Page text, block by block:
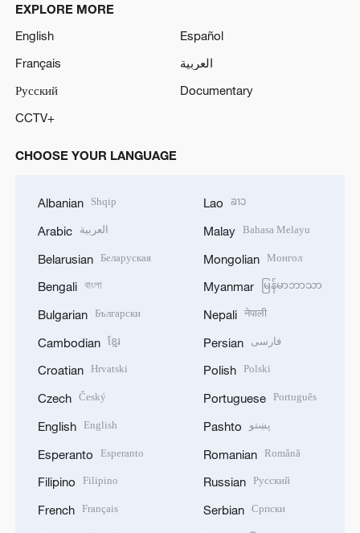
EXPLORE MORE
English
Español
Français
العربية
Русский
Documentary
CCTV+
CHOOSE YOUR LANGUAGE
Albanian Shqip
Arabic العربية
Belarusian Беларуская
Bengali বাংলা
Bulgarian Български
Cambodian ខ្មែរ
Croatian Hrvatski
Czech Český
English English
Esperanto Esperanto
Filipino Filipino
French Français
Lao ລາວ
Malay Bahasa Melayu
Mongolian Монгол
Myanmar မြန်မာဘာသာ
Nepali नेपाली
Persian فارسی
Polish Polski
Portuguese Português
Pashto پښتو
Romanian Română
Russian Русский
Serbian Српски